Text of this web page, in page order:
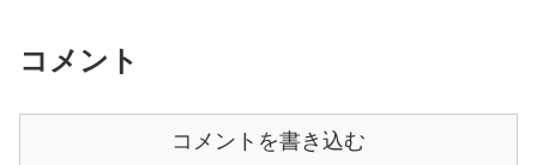
コメント
コメントを書き込む